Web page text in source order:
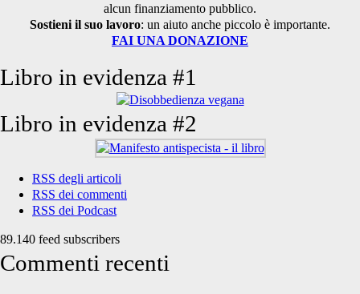
alcun finanziamento pubblico.
Sostieni il suo lavoro: un aiuto anche piccolo è importante.
FAI UNA DONAZIONE
Libro in evidenza #1
Libro in evidenza #2
RSS degli articoli
RSS dei commenti
RSS dei Podcast
89.140 feed subscribers
Commenti recenti